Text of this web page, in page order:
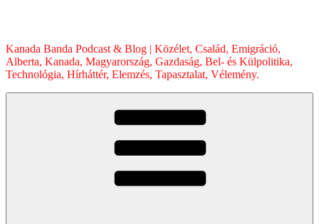
Kanada Banda Podcast & Blog | Közélet, Család, Emigráció,
Alberta, Kanada, Magyarország, Gazdaság, Bel- és Külpolitika,
Technológia, Hírháttér, Elemzés, Tapasztalat, Vélemény.